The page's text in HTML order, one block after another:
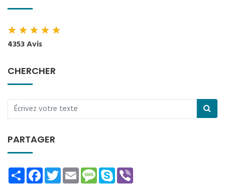
★★★★★
4353 Avis
CHERCHER
PARTAGER
ShareFacebookTwitterEmailMessage
Skype